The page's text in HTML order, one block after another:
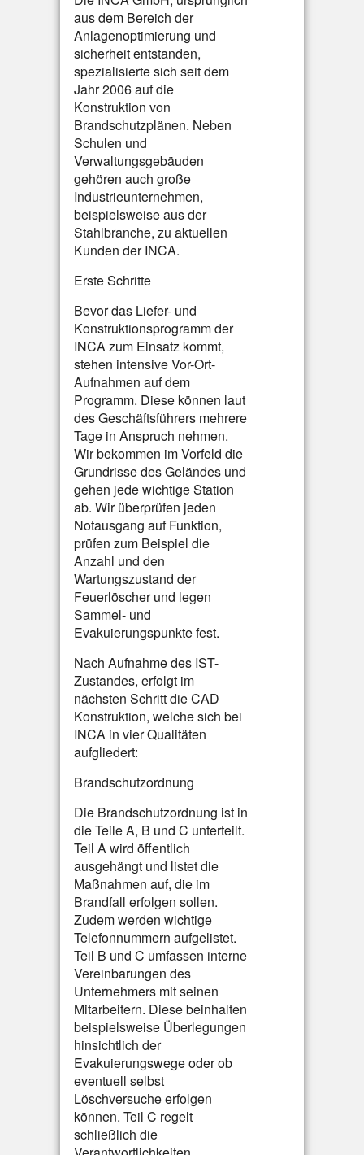
aus dem Bereich der
Anlagenoptimierung und
sicherheit entstanden,
spezialisierte sich seit dem
Jahr 2006 auf die
Konstruktion von
Brandschutzplänen. Neben
Schulen und
Verwaltungsgebäuden
gehören auch große
Industrieunternehmen,
beispielsweise aus der
Stahlbranche, zu aktuellen
Kunden der INCA.
Erste Schritte
Bevor das Liefer- und
Konstruktionsprogramm der
INCA zum Einsatz kommt,
stehen intensive Vor-Ort-
Aufnahmen auf dem
Programm. Diese können laut
des Geschäftsführers mehrere
Tage in Anspruch nehmen.
Wir bekommen im Vorfeld die
Grundrisse des Geländes und
gehen jede wichtige Station
ab. Wir überprüfen jeden
Notausgang auf Funktion,
prüfen zum Beispiel die
Anzahl und den
Wartungszustand der
Feuerlöscher und legen
Sammel- und
Evakuierungspunkte fest.
Nach Aufnahme des IST-
Zustandes, erfolgt im
nächsten Schritt die CAD
Konstruktion, welche sich bei
INCA in vier Qualitäten
aufgliedert:
Brandschutzordnung
Die Brandschutzordnung ist in
die Teile A, B und C unterteilt.
Teil A wird öffentlich
ausgehängt und listet die
Maßnahmen auf, die im
Brandfall erfolgen sollen.
Zudem werden wichtige
Telefonnummern aufgelistet.
Teil B und C umfassen interne
Vereinbarungen des
Unternehmers mit seinen
Mitarbeitern. Diese beinhalten
beispielsweise Überlegungen
hinsichtlich der
Evakuierungswege oder ob
eventuell selbst
Löschversuche erfolgen
können. Teil C regelt
schließlich die